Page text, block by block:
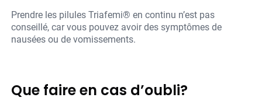
Prendre les pilules Triafemi® en continu n’est pas
conseillé, car vous pouvez avoir des symptômes de
nausées ou de vomissements.
Que faire en cas d’oubli?